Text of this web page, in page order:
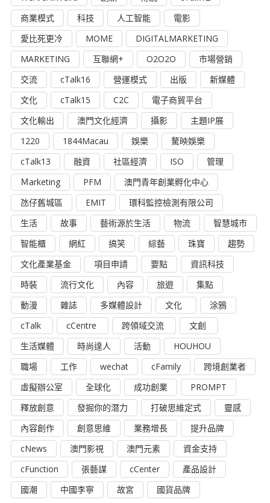
商業模式
科技 人工智能
電影
愛比死更冷
MOME
DIGITALMARKETING
MARKETING
互聯網+ O2O2O
市場營銷
交流
cTalk16 營運模式 出版
新媒體
文化
cTalk15 C2C
電子商貿平台
文化輸出
澳門文化經濟 攝影
主題IP展
1220
1844Macau 娛樂
驁映娛樂
cTalk13
融資 社區經濟 ISO
管理
Ｍarketing
PFM
澳門青年創業孵化中心
氹仔舊城區
EMIT
環科監控檢測有限公司
生活
故事 藝術源於生活 物流
智慧城市
智能櫃
網紅 搞笑 綜藝 珠寶
趨勢
文化產業基金
項目申請 要點
資訊科技
時裝
流行文化 內容 旅遊
集點
動漫
雜誌 多媒體設計 文化
涂鴉
cTalk
cCentre 跨領域交流
文創
生活媒體
時尚達人 活動
HOUHOU
職場
工作 wechat cFamily
跨境創業者
虛擬辦公室
全球化 成功創業
PROMPT
釋放創意
發掘你的潛力 打破思維定式
靈感
內容創作
創意思維 業務增長
提升品牌
cNews
澳門影視 澳門元素
資金支持
cFunction
張藝謀 cCenter
產品設計
國潮
中國李寧 故宮 國貨品牌